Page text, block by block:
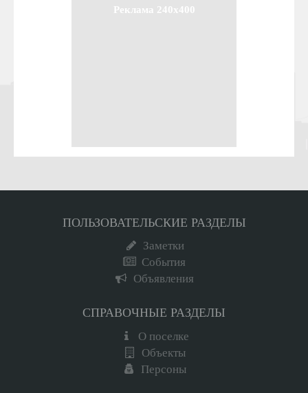
Реклама 240x400
ПОЛЬЗОВАТЕЛЬСКИЕ РАЗДЕЛЫ
Заметки
События
Объявления
СПРАВОЧНЫЕ РАЗДЕЛЫ
О поселке
Объекты
Персоны